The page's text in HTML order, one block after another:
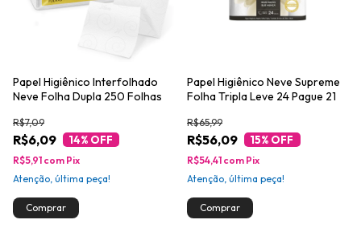
Papel Higiênico Interfolhado
Neve Folha Dupla 250 Folhas
R$6,09
R$7,09
14% OFF
R$5,91 com Pix
Atenção, última peça!
Papel Higiênico Neve Supreme
Folha Tripla Leve 24 Pague 21
R$56,09
R$65,99
15% OFF
R$54,41 com Pix
Atenção, última peça!